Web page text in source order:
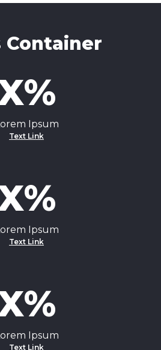
Container
Ipsum
Text Link
Ipsum
Text Link
Ipsum
Text Link